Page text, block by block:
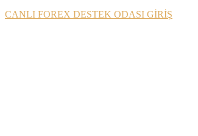
CANLI FOREX DESTEK ODASI GİRİŞ